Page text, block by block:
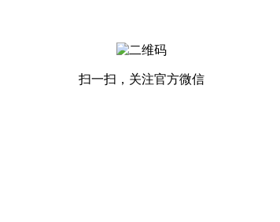
扫一扫，关注官方微信